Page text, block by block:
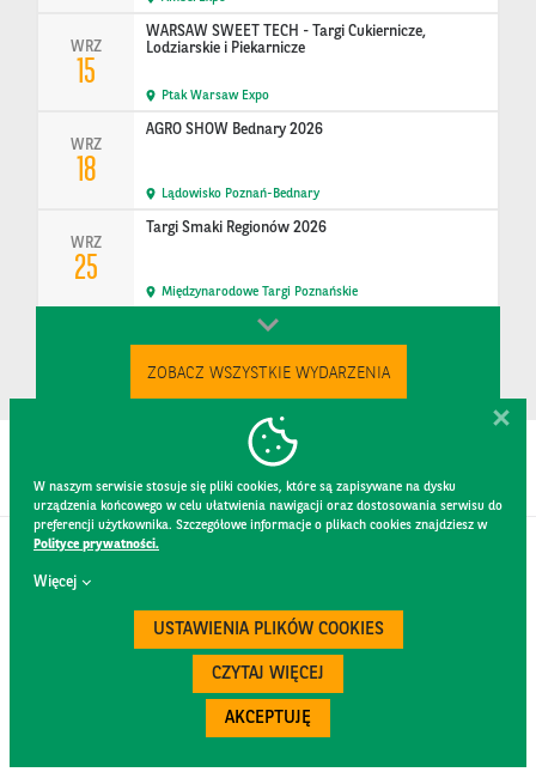
WRZ
15
WARSAW SWEET TECH - Targi Cukiernicze,
Lodziarskie i Piekarnicze
Ptak Warsaw Expo
WRZ
18
AGRO SHOW Bednary 2026
Lądowisko Poznań-Bednary
WRZ
25
Targi Smaki Regionów 2026
Międzynarodowe Targi Poznańskie
ZOBACZ WSZYSTKIE WYDARZENIA
W naszym serwisie stosuje się pliki cookies, które są zapisywane na dysku
urządzenia końcowego w celu ułatwienia nawigacji oraz dostosowania serwisu do
preferencji użytkownika. Szczegółowe informacje o plikach cookies znajdziesz w
Polityce prywatności.
Więcej
USTAWIENIA PLIKÓW COOKIES
CZYTAJ WIĘCEJ
AKCEPTUJĘ
KONTAKT
REGULAMIN STRONY
POLITYKA PRYWATNOŚCI